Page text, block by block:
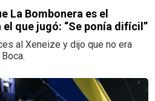
La Bombonera es el
que jugó: “Se ponía difícil”
al Xeneize y dijo que no era